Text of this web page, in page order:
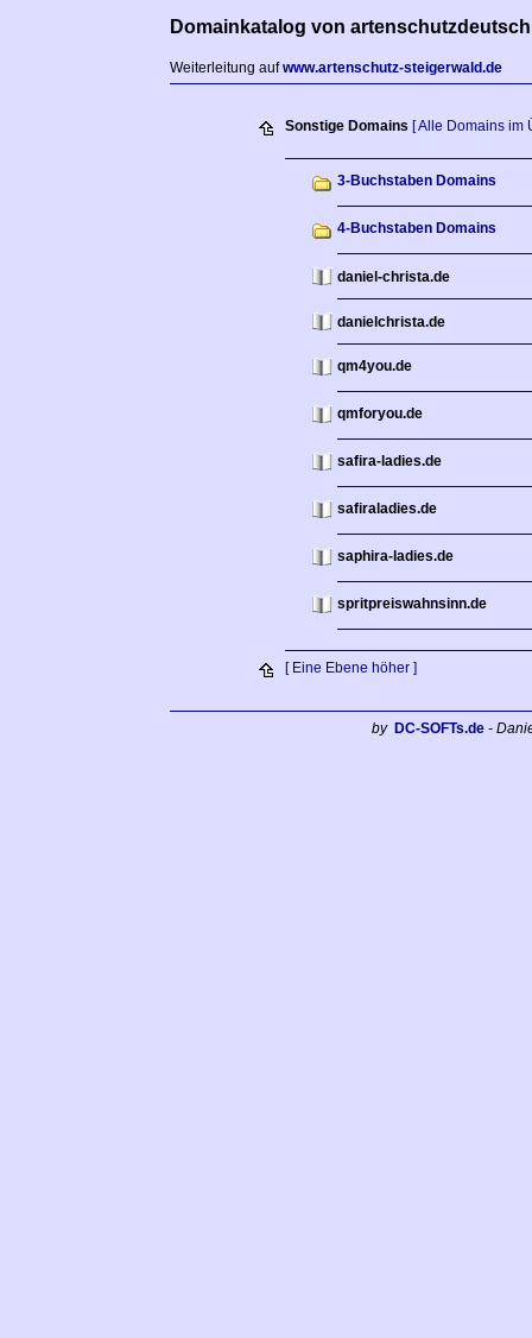
Domainkatalog von
Weiterleitung aufwww.artenschutz-steigerwald.de
Sonstige Domains [ Alle Domains im
3-Buchstaben Domains
4-Buchstaben Domains
daniel-christa.de
danielchrista.de
qm4you.de
qmforyou.de
safira-ladies.de
safiraladies.de
saphira-ladies.de
spritpreiswahnsinn.de
[ Eine Ebene höher ]
by DC-SOFTs.de -